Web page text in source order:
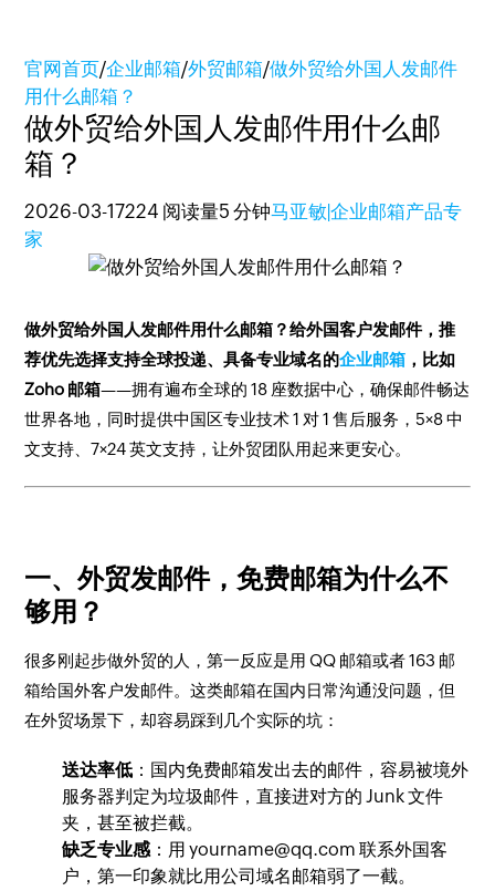
官网首页/企业邮箱/外贸邮箱/做外贸给外国人发邮件
用什么邮箱？
做外贸给外国人发邮件用什么邮
箱？
2026-03-17224 阅读量5 分钟马亚敏|企业邮箱产品专
家
做外贸给外国人发邮件用什么邮箱？给外国客户发邮件，推
荐优先选择支持全球投递、具备专业域名的企业邮箱 ，比如
Zoho 邮箱——拥有遍布全球的 18 座数据中心，确保邮件畅达
世界各地，同时提供中国区专业技术 1 对 1 售后服务，5×8 中
文支持、7×24 英文支持，让外贸团队用起来更安心。
一、外贸发邮件，免费邮箱为什么不
够用？
很多刚起步做外贸的人，第一反应是用 QQ 邮箱或者 163 邮
箱给国外客户发邮件。这类邮箱在国内日常沟通没问题，但
在外贸场景下，却容易踩到几个实际的坑：
送达率低 ：国内免费邮箱发出去的邮件，容易被境外
服务器判定为垃圾邮件，直接进对方的 Junk 文件
夹，甚至被拦截。
缺乏专业感：用yourname@qq.com 联系外国客
户，第一印象就比用公司域名邮箱弱了一截。